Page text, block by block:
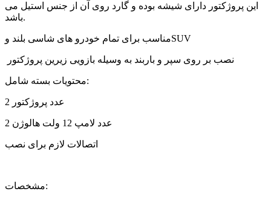
این پروژکتور دارای شیشه بوده و گارد روی آن از جنس استیل می
باشد.
مناسب برای تمام خودرو های شاسی بلند وSUV
نصب بر روی سپر و باربند به وسیله بازویی زیرین پروژکتور
محتویات بسته شامل:
2 عدد پروژکتور
2 عدد لامپ 12 ولت هالوژن
اتصالات لازم برای نصب
مشخصات: